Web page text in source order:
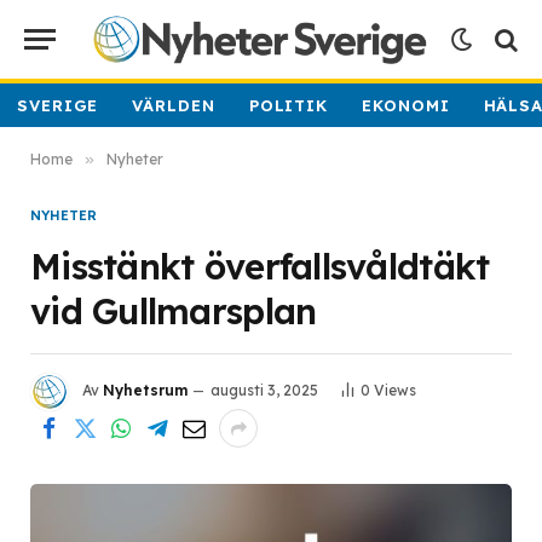
SVERIGE VÄRLDEN POLITIK EKONOMI
Home » Nyheter
NYHETER
Misstänkt överfallsvåldtäkt
vid Gullmarsplan
Av Nyhetsrum augusti 3, 2025 0 Views